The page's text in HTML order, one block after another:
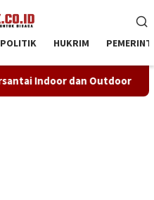
POLITIK HUKRIM
NHRI–KADIN Karawang